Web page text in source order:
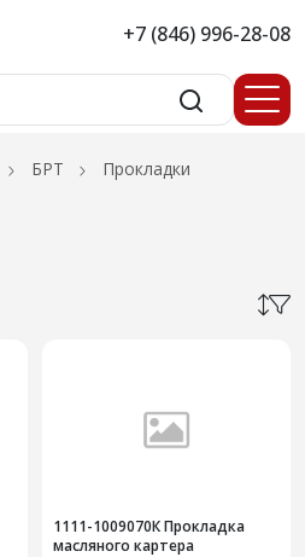
+7 (846) 996-28-08
БРТ Прокладки
1111-1009070К Прокладка
масляного картера